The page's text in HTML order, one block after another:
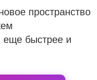
пространство
еще быстрее и